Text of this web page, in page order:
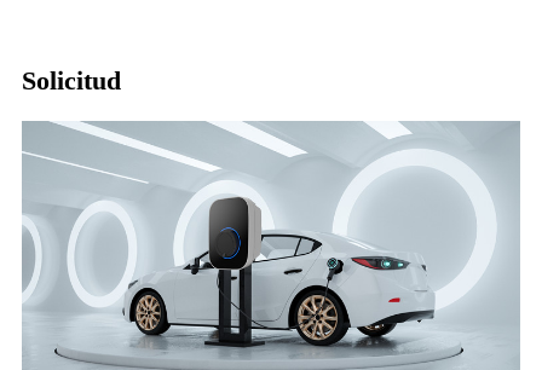
Solicitud